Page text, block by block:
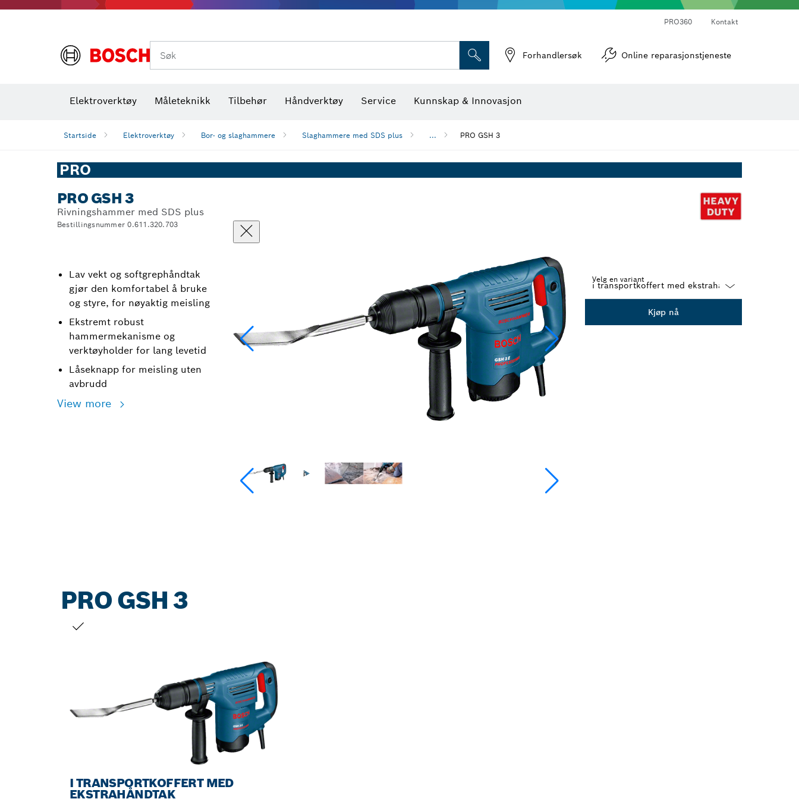
PRO360 Kontakt
Søk Forhandlersøk Online reparasjonstjeneste
Elektroverktøy Måleteknikk Tilbehør Håndverktøy Service Kunnskap & Innovasjon
Startside Elektroverktøy Bor- og slaghammere Slaghammere med SDS plus ... PRO GSH 3
PRO
PRO GSH 3
Rivningshammer med SDS plus
Bestillingsnummer 0.611.320.703
Lav vekt og softgrephåndtak
gjør den komfortabel å bruke
og styre, for nøyaktig meisling
Ekstremt robust
hammermekanisme og
verktøyholder for lang levetid
Låseknapp for meisling uten
avbrudd
View more
Velg en variant
Kjøp nå
PRO GSH 3
I TRANSPORTKOFFERT MED
EKSTRAHÅNDTAK